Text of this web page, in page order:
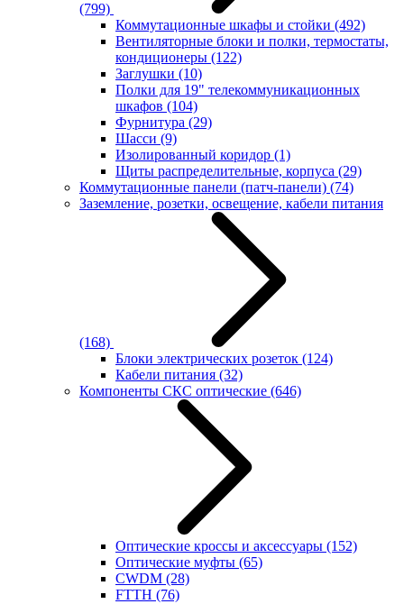
(799)
Коммутационные шкафы и стойки (492)
Вентиляторные блоки и полки, термостаты,
кондиционеры (122)
Заглушки (10)
Полки для 19" телекоммуникационных
шкафов (104)
Фурнитура (29)
Шасси (9)
Изолированный коридор (1)
Щиты распределительные, корпуса (29)
Коммутационные панели (патч-панели) (74)
Заземление, розетки, освещение, кабели питания
(168)
Блоки электрических розеток (124)
Кабели питания (32)
Компоненты СКС оптические (646)
Оптические кроссы и аксессуары (152)
Оптические муфты (65)
CWDM (28)
FTTH (76)